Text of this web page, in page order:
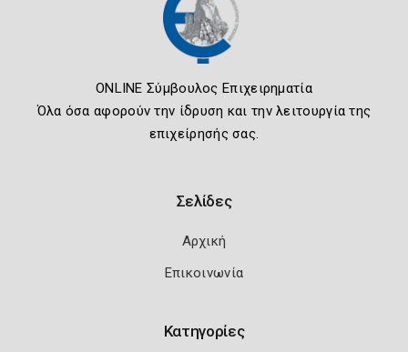
ONLINE Σύμβουλος Επιχειρηματία
Όλα όσα αφορούν την ίδρυση και την λειτουργία της
επιχείρησής σας.
Σελίδες
Αρχική
Επικοινωνία
Κατηγορίες